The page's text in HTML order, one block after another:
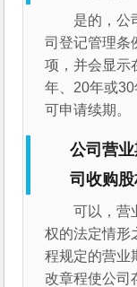
是的，公
司登记管理条
项，并会显示
年、20年或
可申请续期。
公司营
司收购股
可以，营
权的法定情形
程规定的营业
改章程使公司